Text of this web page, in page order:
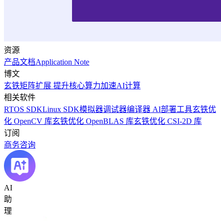
资源
产品文档Application Note
博文
玄铁矩阵扩展 提升核心算力加速AI计算
相关软件
RTOS SDKLinux SDK模拟器调试器编译器 AI部署工具玄铁优
化 OpenCV 库玄铁优化 OpenBLAS 库玄铁优化 CSI-2D 库
订阅
商务咨询
AI
助
理